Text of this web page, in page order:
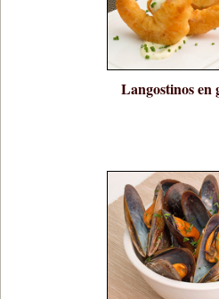
Langostinos en